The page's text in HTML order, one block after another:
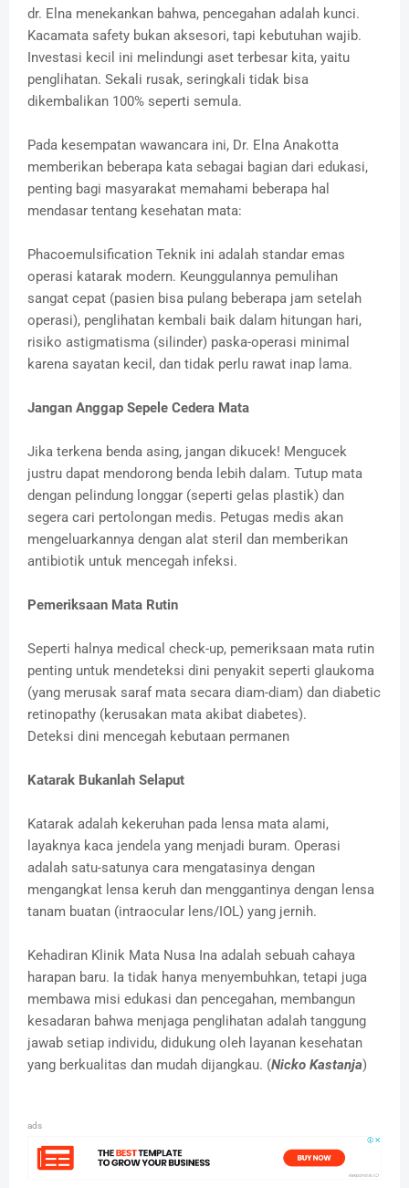
dr. Elna menekankan bahwa, pencegahan adalah kunci.
Kacamata safety bukan aksesori, tapi kebutuhan wajib.
Investasi kecil ini melindungi aset terbesar kita, yaitu
penglihatan. Sekali rusak, seringkali tidak bisa
dikembalikan 100% seperti semula.
Pada kesempatan wawancara ini, Dr. Elna Anakotta
memberikan beberapa kata sebagai bagian dari edukasi,
penting bagi masyarakat memahami beberapa hal
mendasar tentang kesehatan mata:
Phacoemulsification Teknik ini adalah standar emas
operasi katarak modern. Keunggulannya pemulihan
sangat cepat (pasien bisa pulang beberapa jam setelah
operasi), penglihatan kembali baik dalam hitungan hari,
risiko astigmatisma (silinder) paska-operasi minimal
karena sayatan kecil, dan tidak perlu rawat inap lama.
Jangan Anggap Sepele Cedera Mata
Jika terkena benda asing, jangan dikucek! Mengucek
justru dapat mendorong benda lebih dalam. Tutup mata
dengan pelindung longgar (seperti gelas plastik) dan
segera cari pertolongan medis. Petugas medis akan
mengeluarkannya dengan alat steril dan memberikan
antibiotik untuk mencegah infeksi.
Pemeriksaan Mata Rutin
Seperti halnya medical check-up, pemeriksaan mata rutin
penting untuk mendeteksi dini penyakit seperti glaukoma
(yang merusak saraf mata secara diam-diam) dan diabetic
retinopathy (kerusakan mata akibat diabetes).
Deteksi dini mencegah kebutaan permanen
Katarak Bukanlah Selaput
Katarak adalah kekeruhan pada lensa mata alami,
layaknya kaca jendela yang menjadi buram. Operasi
adalah satu-satunya cara mengatasinya dengan
mengangkat lensa keruh dan menggantinya dengan lensa
tanam buatan (intraocular lens/IOL) yang jernih.
Kehadiran Klinik Mata Nusa Ina adalah sebuah cahaya
harapan baru. Ia tidak hanya menyembuhkan, tetapi juga
membawa misi edukasi dan pencegahan, membangun
kesadaran bahwa menjaga penglihatan adalah tanggung
jawab setiap individu, didukung oleh layanan kesehatan
yang berkualitas dan mudah dijangkau. (Nicko Kastanja)
ads